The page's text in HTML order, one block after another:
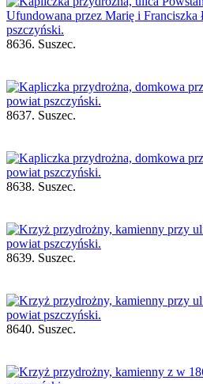
8636. Suszec.
8637. Suszec.
8638. Suszec.
8639. Suszec.
8640. Suszec.